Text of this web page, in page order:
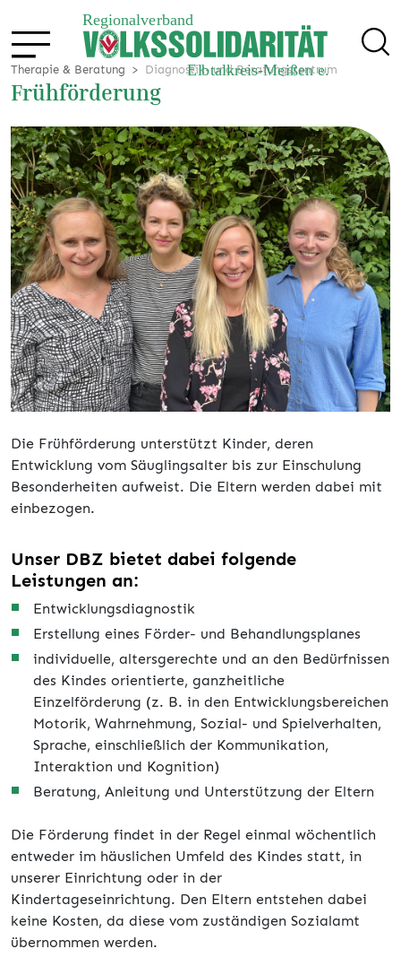
Therapie & Beratung Diagnostik- und Beratungszentrum
Frühförderung
Die Frühförderung unterstützt Kinder, deren
Entwicklung vom Säuglingsalter bis zur Einschulung
Besonderheiten aufweist. Die Eltern werden dabei mit
einbezogen.
Unser DBZ bietet dabei folgende
Leistungen an:
Entwicklungsdiagnostik
Erstellung eines Förder- und Behandlungsplanes
individuelle, altersgerechte und an den Bedürfnissen
des Kindes orientierte, ganzheitliche
Einzelförderung (z. B. in den Entwicklungsbereichen
Motorik, Wahrnehmung, Sozial- und Spielverhalten,
Sprache, einschließlich der Kommunikation,
Interaktion und Kognition)
Beratung, Anleitung und Unterstützung der Eltern
Die Förderung findet in der Regel einmal wöchentlich
entweder im häuslichen Umfeld des Kindes statt, in
unserer Einrichtung oder in der
Kindertageseinrichtung. Den Eltern entstehen dabei
keine Kosten, da diese vom zuständigen Sozialamt
übernommen werden.